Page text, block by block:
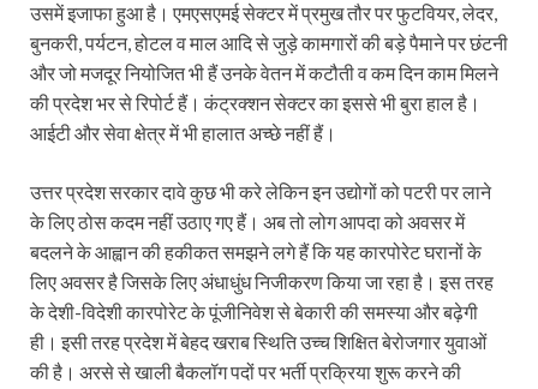
उसमें इजाफा हुआ है। एमएसएमई सेक्टर में प्रमुख तौर पर फुटवियर, लेदर,
बुनकरी, पर्यटन, होटल व माल आदि से जुड़े कामगारों की बड़े पैमाने पर छंटनी
और जो मजदूर नियोजित भी हैं उनके वेतन में कटौती व कम दिन काम मिलने
की प्रदेश भर से रिपोर्ट हैं। कंट्रक्शन सेक्टर का इससे भी बुरा हाल है।
आईटी और सेवा क्षेत्र में भी हालात अच्छे नहीं हैं।
उत्तर प्रदेश सरकार दावे कुछ भी करे लेकिन इन उद्योगों को पटरी पर लाने
के लिए ठोस कदम नहीं उठाए गए हैं। अब तो लोग आपदा को अवसर में
बदलने के आह्वान की हकीकत समझने लगे हैं कि यह कारपोरेट घरानों के
लिए अवसर है जिसके लिए अंधाधुंध निजीकरण किया जा रहा है। इस तरह
के देशी-विदेशी कारपोरेट के पूंजीनिवेश से बेकारी की समस्या और बढ़ेगी
ही। इसी तरह प्रदेश में बेहद खराब स्थिति उच्च शिक्षित बेरोजगार युवाओं
की है। अरसे से खाली बैकलॉग पदों पर भर्ती प्रक्रिया शुरू करने की